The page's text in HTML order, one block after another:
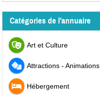
Catégories de l'annuaire
Art et Culture
Attractions - Animations
Hébergement